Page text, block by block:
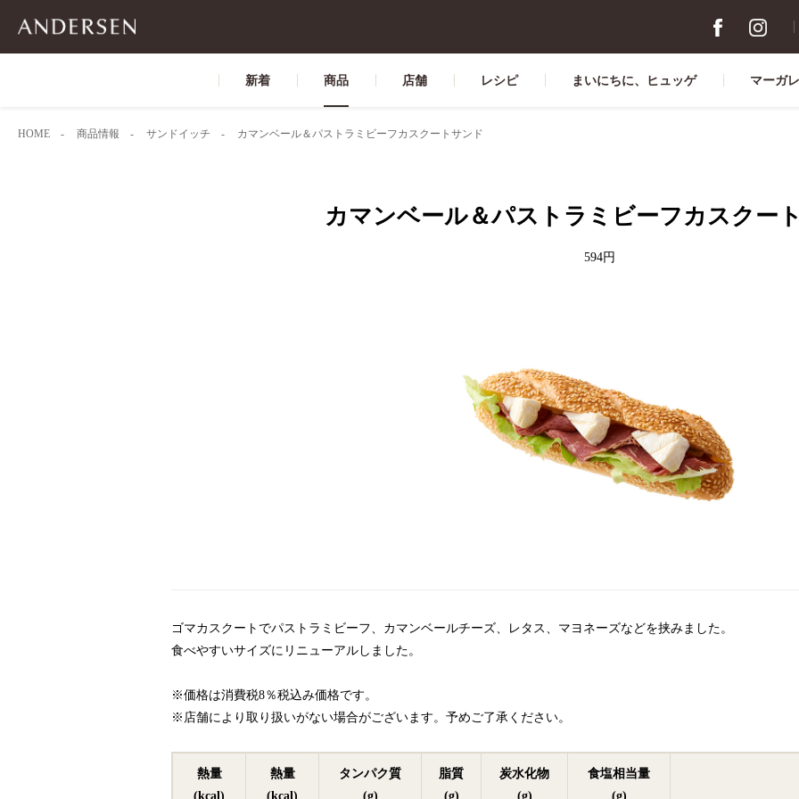
新着 商品 店舗 レシピ まいにちに、ヒュッゲ マーガ
HOME 商品情報 サンドイッチ カマンベール＆パストラミビーフカスクートサンド
カマンベール＆パストラミビーフカスクー
594円
ゴマカスクートでパストラミビーフ、カマンベールチーズ、レタス、マヨネーズなどを挟みました。
食べやすいサイズにリニューアルしました。
※価格は消費税8％税込み価格です。
※店舗により取り扱いがない場合がございます。予めご了承ください。
熱量
(kcal)
熱量
(kcal)
タンパク質
(g)
脂質
(g)
炭水化物
(g)
食塩相当量
(g)